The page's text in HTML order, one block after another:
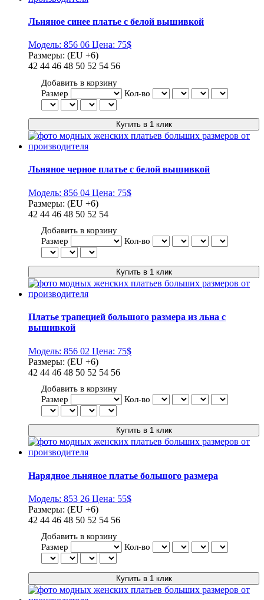
Льняное синее платье с белой вышивкой
Модель: 856 06 Цена: 75$
Размеры: (EU +6)
42 44 46 48 50 52 54 56
Добавить в корзину
Размер
Кол-во
Льняное черное платье с белой вышивкой
Модель: 856 04 Цена: 75$
Размеры: (EU +6)
42 44 46 48 50 52 54
Добавить в корзину
Размер
Кол-во
Платье трапецией большого размера из льна с
вышивкой
Модель: 856 02 Цена: 75$
Размеры: (EU +6)
42 44 46 48 50 52 54 56
Добавить в корзину
Размер
Кол-во
Нарядное льняное платье большого размера
Модель: 853 26 Цена: 55$
Размеры: (EU +6)
42 44 46 48 50 52 54 56
Добавить в корзину
Размер
Кол-во